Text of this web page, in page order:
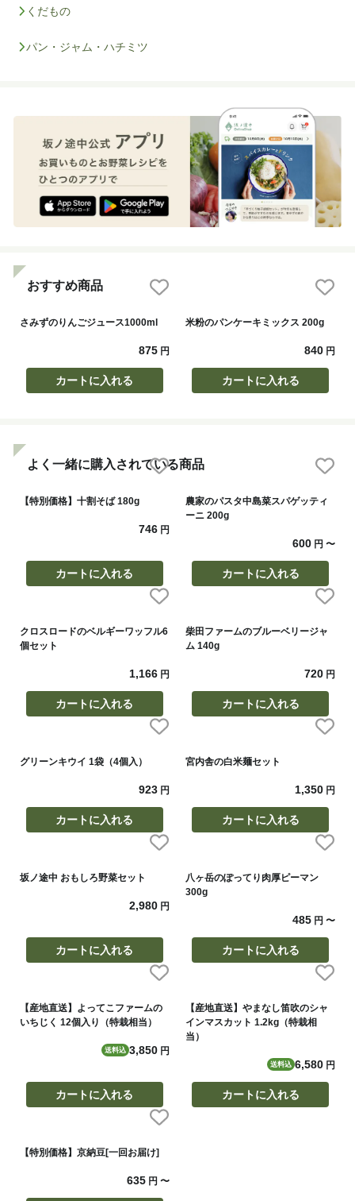
くだもの
パン・ジャム・ハチミツ
おすすめ商品
さみずのりんごジュース1000ml
875円
カートに入れる
米粉のパンケーキミックス 200g
840 円
カートに入れる
よく一緒に購入されている商品
【特別価格】十割そば 180g
746円
カートに入れる
農家のパスタ中島菜スパゲッティ
ーニ 200g
600 円〜
カートに入れる
クロスロードのベルギーワッフル6
個セット
1,166円
カートに入れる
柴田ファームのブルーベリージャ
ム 140g
720 円
カートに入れる
グリーンキウイ 1袋（4個入）
923円
カートに入れる
宮内舎の白米麺セット
1,350 円
カートに入れる
坂ノ途中 おもしろ野菜セット
2,980円
カートに入れる
八ヶ岳のぽってり肉厚ピーマン
300g
485 円〜
カートに入れる
【産地直送】よってこファームの
いちじく 12個入り（特栽相当）
送料込 3,850円
カートに入れる
【産地直送】やまなし笛吹のシャ
インマスカット 1.2kg（特栽相
当）
送料込 6,580 円
カートに入れる
【特別価格】京納豆[一回お届け]
635円 〜